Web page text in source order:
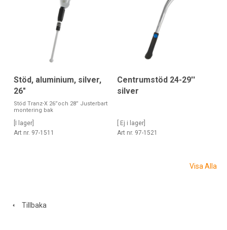
Stöd, aluminium, silver,
26"
Stöd Tranz-X 26”och 28” Justerbart
montering bak
[I lager]
Art nr. 97-1511
Centrumstöd 24-29''
silver
[ Ej i lager]
Art nr. 97-1521
Visa Alla
Tillbaka